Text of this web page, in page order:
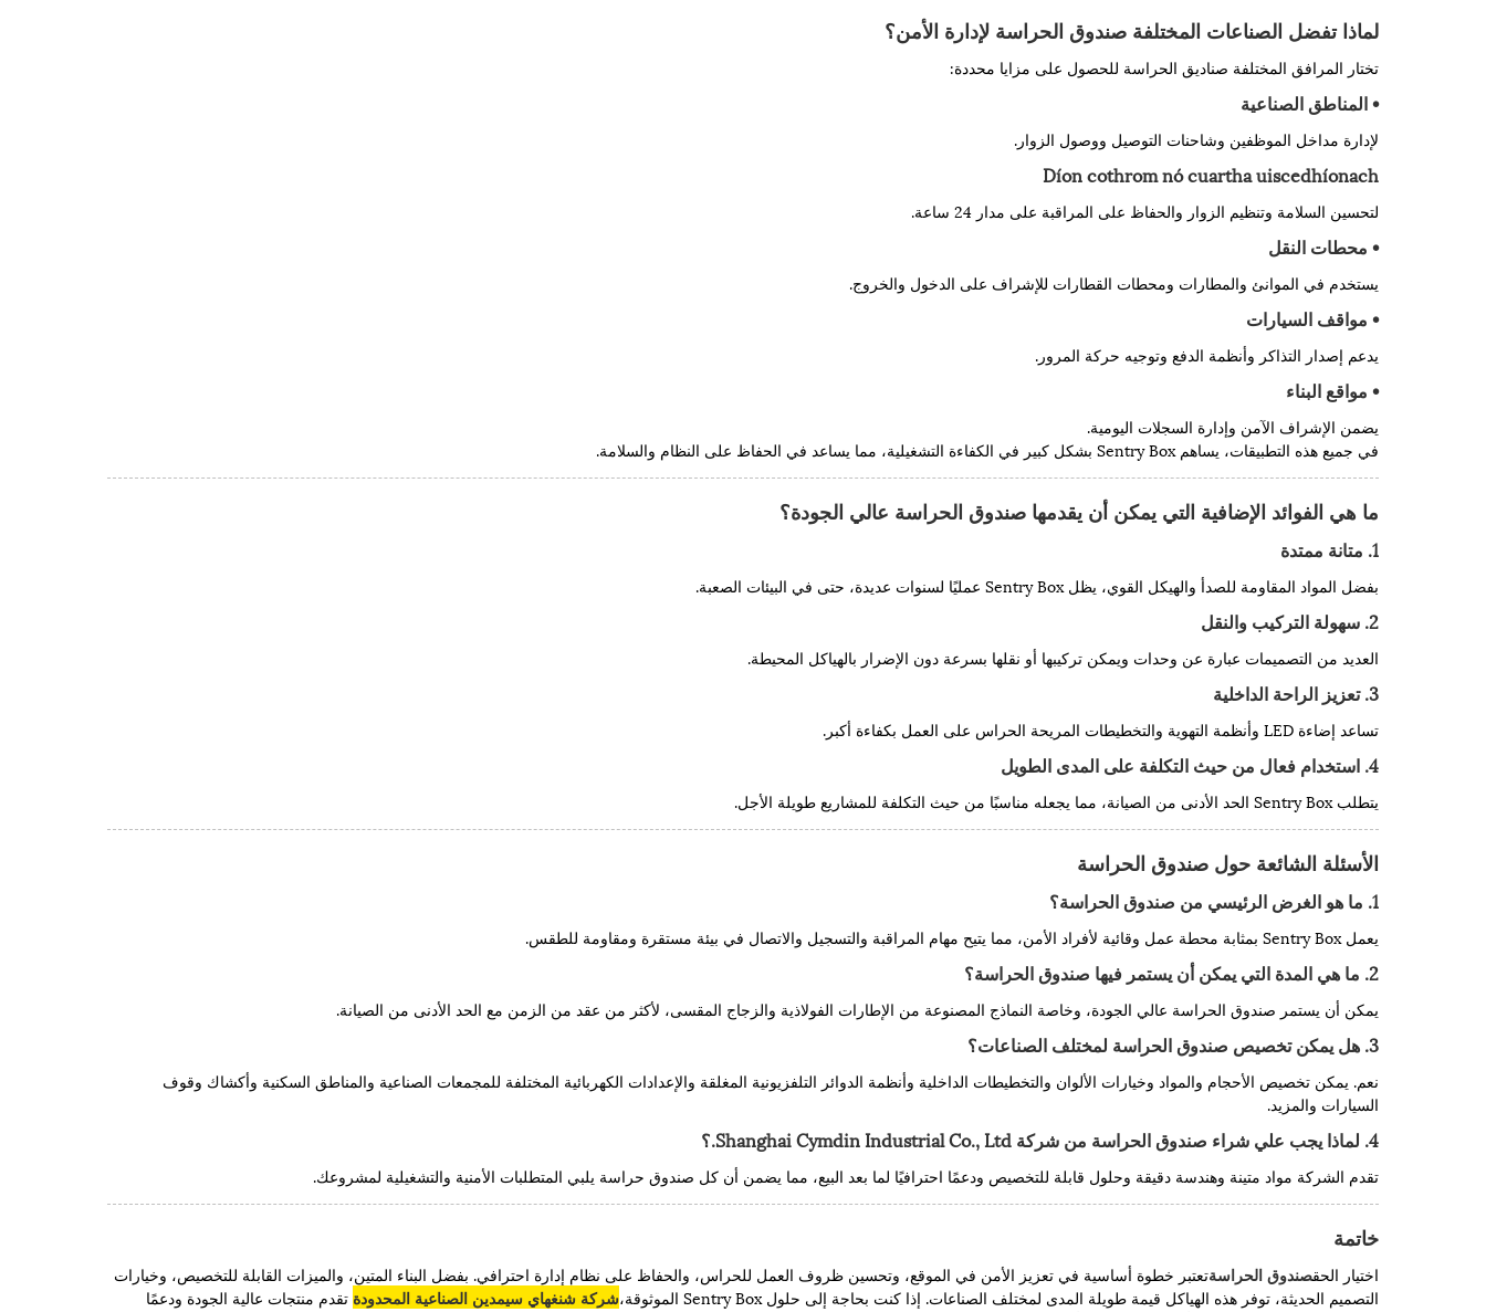
لماذا تفضل الصناعات المختلفة صندوق الحراسة لإدارة الأمن؟
تختار المرافق المختلفة صناديق الحراسة للحصول على مزايا محددة:
• المناطق الصناعية
لإدارة مداخل الموظفين وشاحنات التوصيل ووصول الزوار.
Díon cothrom nó cuartha uiscedhíonach
لتحسين السلامة وتنظيم الزوار والحفاظ على المراقبة على مدار 24 ساعة.
• محطات النقل
يستخدم في الموانئ والمطارات ومحطات القطارات للإشراف على الدخول والخروج.
• مواقف السيارات
يدعم إصدار التذاكر وأنظمة الدفع وتوجيه حركة المرور.
• مواقع البناء
يضمن الإشراف الآمن وإدارة السجلات اليومية.
في جميع هذه التطبيقات، يساهم Sentry Box بشكل كبير في الكفاءة التشغيلية، مما يساعد في الحفاظ على النظام والسلامة.
ما هي الفوائد الإضافية التي يمكن أن يقدمها صندوق الحراسة عالي الجودة؟
1. متانة ممتدة
بفضل المواد المقاومة للصدأ والهيكل القوي، يظل Sentry Box عمليًا لسنوات عديدة، حتى في البيئات الصعبة.
2. سهولة التركيب والنقل
العديد من التصميمات عبارة عن وحدات ويمكن تركيبها أو نقلها بسرعة دون الإضرار بالهياكل المحيطة.
3. تعزيز الراحة الداخلية
تساعد إضاءة LED وأنظمة التهوية والتخطيطات المريحة الحراس على العمل بكفاءة أكبر.
4. استخدام فعال من حيث التكلفة على المدى الطويل
يتطلب Sentry Box الحد الأدنى من الصيانة، مما يجعله مناسبًا من حيث التكلفة للمشاريع طويلة الأجل.
الأسئلة الشائعة حول صندوق الحراسة
1. ما هو الغرض الرئيسي من صندوق الحراسة؟
يعمل Sentry Box بمثابة محطة عمل وقائية لأفراد الأمن، مما يتيح مهام المراقبة والتسجيل والاتصال في بيئة مستقرة ومقاومة للطقس.
2. ما هي المدة التي يمكن أن يستمر فيها صندوق الحراسة؟
يمكن أن يستمر صندوق الحراسة عالي الجودة، وخاصة النماذج المصنوعة من الإطارات الفولاذية والزجاج المقسى، لأكثر من عقد من الزمن مع الحد الأدنى من الصيانة.
3. هل يمكن تخصيص صندوق الحراسة لمختلف الصناعات؟
نعم. يمكن تخصيص الأحجام والمواد وخيارات الألوان والتخطيطات الداخلية وأنظمة الدوائر التلفزيونية المغلقة والإعدادات الكهربائية المختلفة للمجمعات الصناعية والمناطق السكنية وأكشاك وقوف
السيارات والمزيد.
4. لماذا يجب علي شراء صندوق الحراسة من شركة Shanghai Cymdin Industrial Co., Ltd.؟
تقدم الشركة مواد متينة وهندسة دقيقة وحلول قابلة للتخصيص ودعمًا احترافيًا لما بعد البيع، مما يضمن أن كل صندوق حراسة يلبي المتطلبات الأمنية والتشغيلية لمشروعك.
خاتمة
اختيار الحقصندوق الحراسةتعتبر خطوة أساسية في تعزيز الأمن في الموقع، وتحسين ظروف العمل للحراس، والحفاظ على نظام إدارة احترافي. بفضل البناء المتين، والميزات القابلة للتخصيص، وخيارات
التصميم الحديثة، توفر هذه الهياكل قيمة طويلة المدى لمختلف الصناعات. إذا كنت بحاجة إلى حلول Sentry Box الموثوقة،
شركة شنغهاي سيمدين الصناعية المحدودة تقدم منتجات عالية الجودة ودعمًا